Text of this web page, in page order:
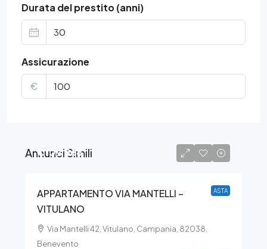
Durata del prestito (anni)
Assicurazione
€
Annunci Simili
ASTA
€109.868
APPARTAMENTO VIA MANTELLI –
VITULANO
Via Mantelli 42, Vitulano, Campania, 82038,
Benevento